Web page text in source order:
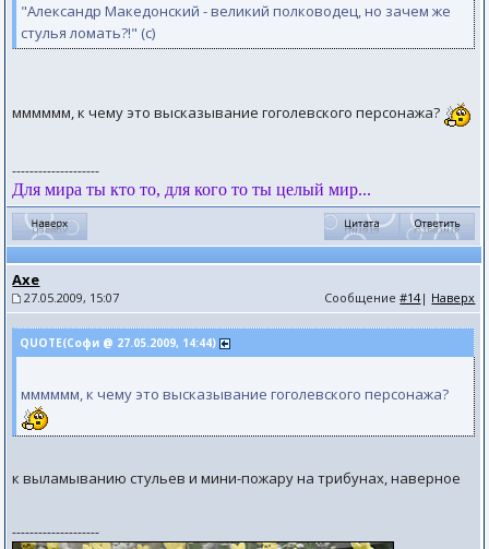
"Александр Македонский - великий полководец, но зачем же
стулья ломать?!" (с)
мммммм, к чему это высказывание гоголевского персонажа?
--------------------
Для мира ты кто то, для кого то ты целый мир...
Axe
27.05.2009, 15:07 Сообщение#14| Наверх
QUOTE(Софи @ 27.05.2009, 14:44)
мммммм, к чему это высказывание гоголевского персонажа?
к выламыванию стульев и мини-пожару на трибунах, наверное
--------------------